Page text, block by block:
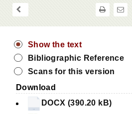
Show the text
Bibliographic Reference
Scans for this version
Download
DOCX (390.20 kB)